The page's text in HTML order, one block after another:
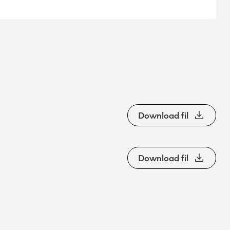
Download fil
Download fil